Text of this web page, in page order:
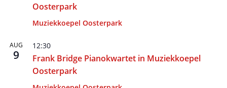
Oosterpark
Muziekkoepel Oosterpark
AUG
9
12:30
Frank Bridge Pianokwartet in Muziekkoepel
Oosterpark